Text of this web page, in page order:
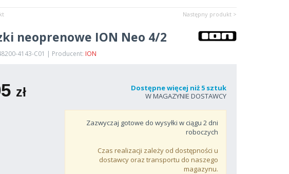
Następny produkt >
neoprenowe ION Neo 4/2
4143-C01 | Producent: ION
zł
Dostępne więcej niż 5 sztuk
W MAGAZYNIE DOSTAWCY
Zazwyczaj gotowe do wysyłki w ciągu 2 dni
roboczych
Czas realizacji zależy od dostępności u
dostawcy oraz transportu do naszego
magazynu.